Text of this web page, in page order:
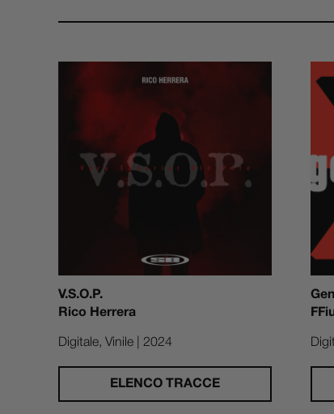
V.S.O.P.
Rico Herrera
Digitale, Vinile | 2024
ELENCO TRACCE